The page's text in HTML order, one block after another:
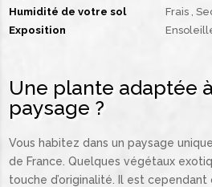
Humidité de votre sol
Frais
Exposition
Une plante adaptée
paysage ?
Vous habitez dans un paysage
de France. Quelques végétaux
touche d’originalité. Il est